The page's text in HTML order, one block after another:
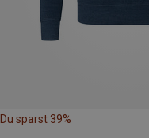
Du sparst 39%